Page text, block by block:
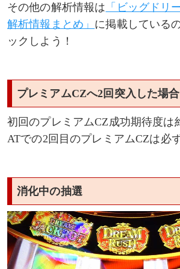
その他の解析情報は 「ビッグドリ
解析情報まとめ」 に掲載している
ックしよう！
プレミアムCZへ2回突入した場合
初回のプレミアムCZ成功期待度は
ATでの2回目のプレミアムCZは必
消化中の抽選